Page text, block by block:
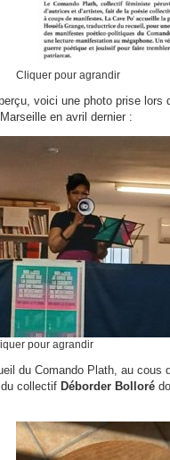
Cliquer pour agrandir
voici une photo prise lors
en avril dernier :
pour agrandir
du Comando Plath, au cous
collectif Déborder Bolloré